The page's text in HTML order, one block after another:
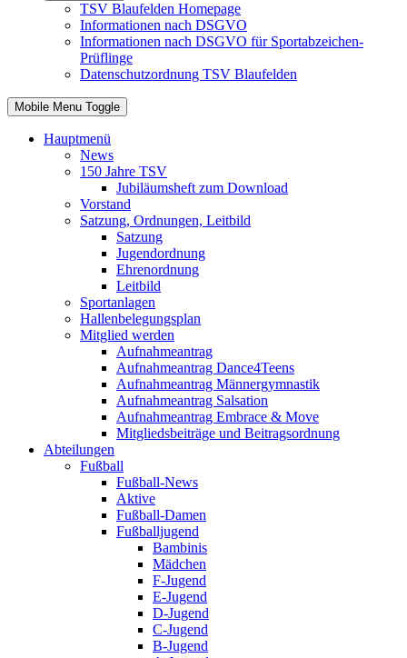
TSV Blaufelden Homepage
Informationen nach DSGVO
Informationen nach DSGVO für Sportabzeichen-
Prüflinge
Datenschutzordnung TSV Blaufelden
Mobile Menu Toggle
Hauptmenü
News
150 Jahre TSV
Jubiläumsheft zum Download
Vorstand
Satzung, Ordnungen, Leitbild
Satzung
Jugendordnung
Ehrenordnung
Leitbild
Sportanlagen
Hallenbelegungsplan
Mitglied werden
Aufnahmeantrag
Aufnahmeantrag Dance4Teens
Aufnahmeantrag Männergymnastik
Aufnahmeantrag Salsation
Aufnahmeantrag Embrace & Move
Mitgliedsbeiträge und Beitragsordnung
Abteilungen
Fußball
Fußball-News
Aktive
Fußball-Damen
Fußballjugend
Bambinis
Mädchen
F-Jugend
E-Jugend
D-Jugend
C-Jugend
B-Jugend